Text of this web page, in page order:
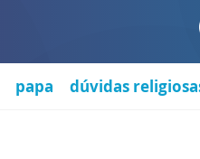
papa dúvidas